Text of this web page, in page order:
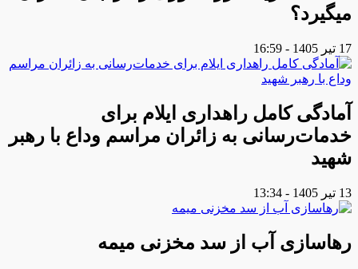
میگیرد؟
17 تیر 1405 - 16:59
آمادگی کامل راهداری ایلام برای
خدمات‌رسانی به زائران مراسم وداع با رهبر
شهید
13 تیر 1405 - 13:34
رهاسازی آب از سد مخزنی میمه